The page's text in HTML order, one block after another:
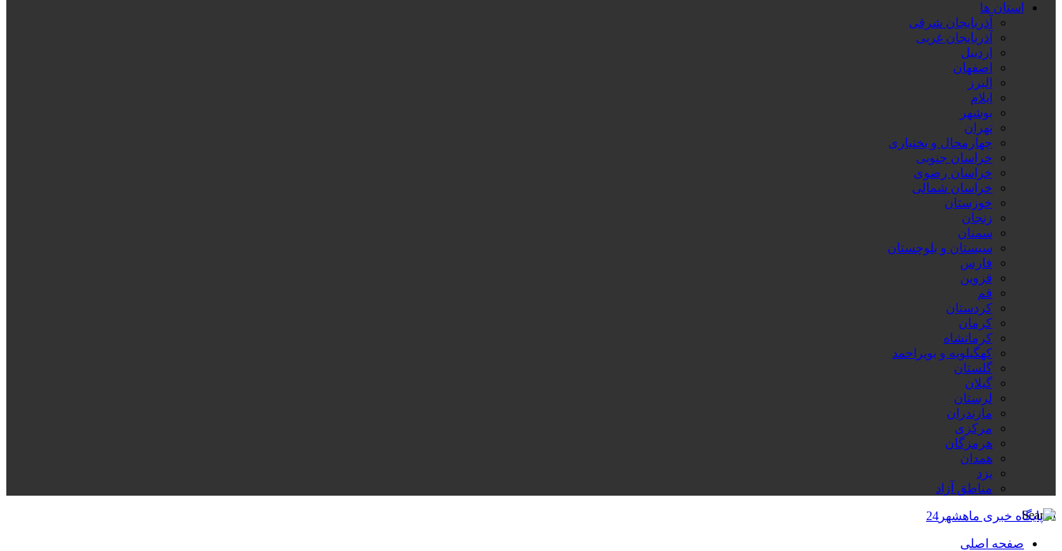
استان ها
آذربایجان شرقی
آذربایجان غربی
اردبیل
اصفهان
البرز
ایلام
بوشهر
تهران
چهارمحال و بختیاری
خراسان جنوبی
خراسان رضوی
خراسان شمالی
خوزستان
زنجان
سمنان
سیستان و بلوچستان
فارس
قزوین
قم
کردستان
کرمان
کرمانشاه
کهگیلویه و بویراحمد
گلستان
گیلان
لرستان
مازندران
مرکزی
هرمزگان
همدان
یزد
مناطق آزاد
Search
صفحه اصلی